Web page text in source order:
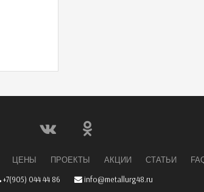
ЦЕНЫ ПРОЕКТЫ АКЦИИ СТАТЬИ
+7(905) 044 44 86 info@metallurg48.ru